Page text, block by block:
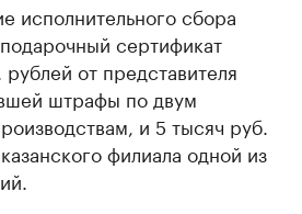
исполнительного сбора
сертификат
от представителя
штрафы по двум
и 5 тысяч руб.
филиала одной из